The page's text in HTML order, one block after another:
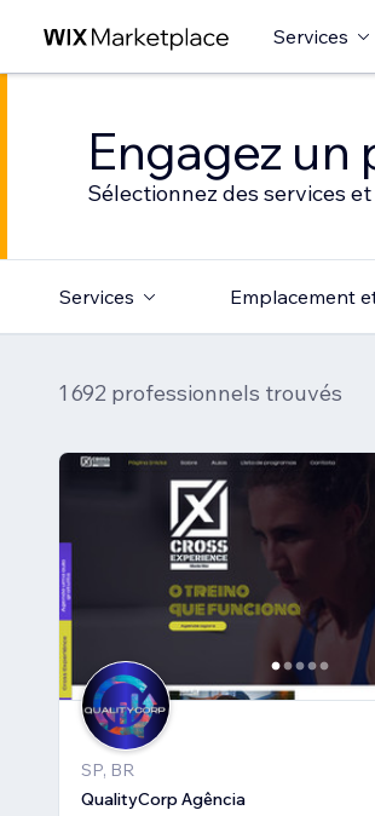
Services
Engagez
Sélectionnez des services
Services Emplacement
1 692 professionnels trouvés
SP, BR
QualityCorp Agência